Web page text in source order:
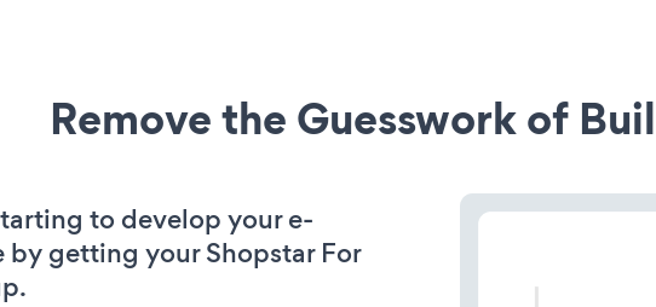
Remove the Guesswork of
to develop your e-
getting your Shopstar For